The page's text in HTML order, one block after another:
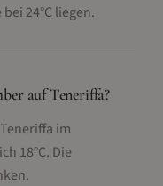
24°C liegen.
auf Teneriffa?
im
18°C. Die